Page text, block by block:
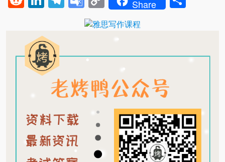
Translate
Link
Share